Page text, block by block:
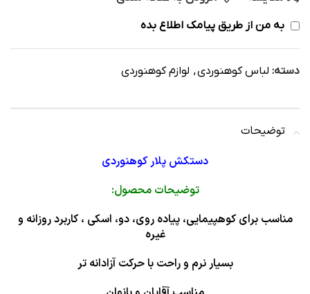
به من از طریق پیامک اطلاع بده
دسته: لباس کوهنوردی, لوازم کوهنوردی
توضیحات
دستکش پلار کوهنوردی
توضیحات محصول:
مناسب برای کوهپیمایی، پیاده روی، دو، اسکی ، کاربرد روزانه و
غیره
بسیار نرم و راحت با حرکت آزادانه تر